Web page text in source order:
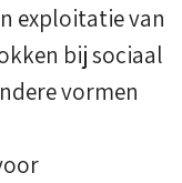
exploitatie van
bij sociaal
vormen